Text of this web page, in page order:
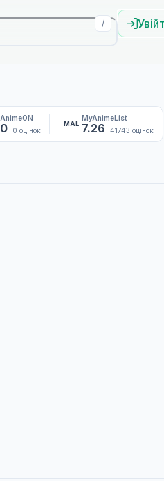
/
AnimeON
0 0 оцінок
MAL
MyAnimeList
7.26 41743 оцінок